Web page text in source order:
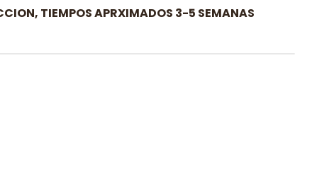
TIEMPOS APRXIMADOS 3-5 SEMANAS